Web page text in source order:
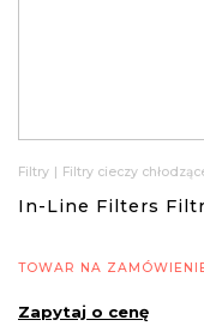
Filtry | Filtry cieczy
In-Line Filters Filtr
TOWAR NA
Zapytaj o cenę